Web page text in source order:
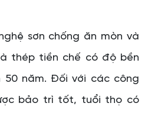
sơn chống ăn mòn và
thép tiền chế có độ bền
50 năm. Đối với các công
bảo trì tốt, tuổi thọ có